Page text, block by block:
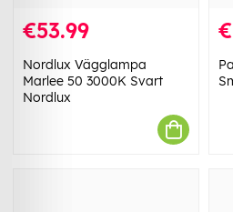
€53.99
Nordlux Vägglampa
Marlee 50 3000K Svart
Nordlux